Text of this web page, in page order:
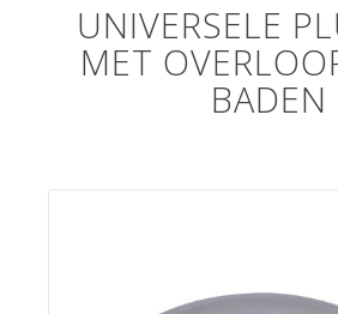
UNIVERSELE
MET
BADEN